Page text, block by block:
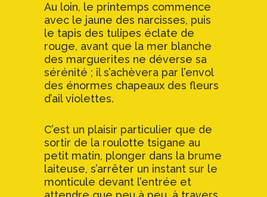
Au loin, le printemps commence
avec le jaune des narcisses, puis
le tapis des tulipes éclate de
rouge, avant que la mer blanche
des marguerites ne déverse sa
sérénité ; il s’achèvera par l’envol
des énormes chapeaux des fleurs
d’ail violettes.
C’est un plaisir particulier que de
sortir de la roulotte tsigane au
petit matin, plonger dans la brume
laiteuse, s’arrêter un instant sur le
monticule devant l’entrée et